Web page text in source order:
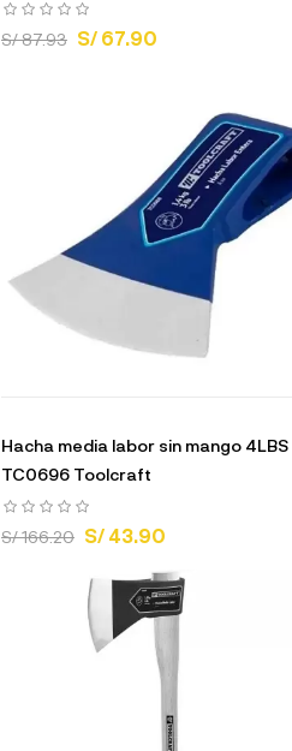
S/ 87.93 S/ 67.90
Hacha media labor sin mango 4LBS
TC0696 Toolcraft
S/ 166.20 S/ 43.90